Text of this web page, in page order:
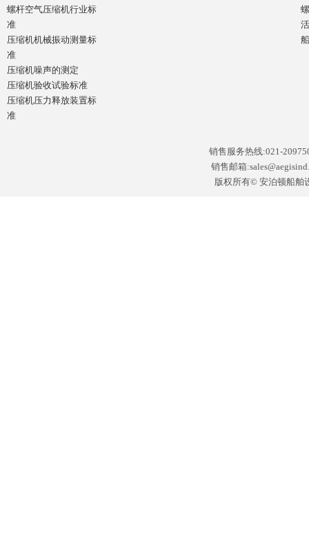
螺杆空气压缩机行业标
准
压缩机机械振动测量标
准
压缩机噪声的测定
压缩机验收试验标准
压缩机压力释放装置标
准
销售服务热线:021-
销售邮箱
版权所有© 安泊顿船